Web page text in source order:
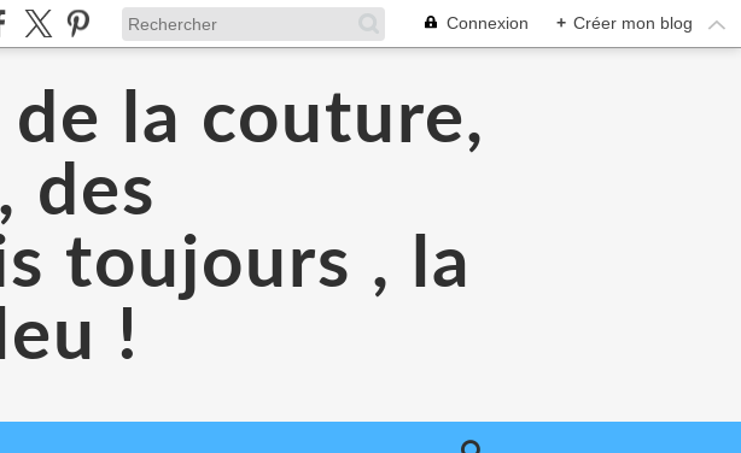
Connexion + Créer mon blog
de la couture,
des
toujours , la
!